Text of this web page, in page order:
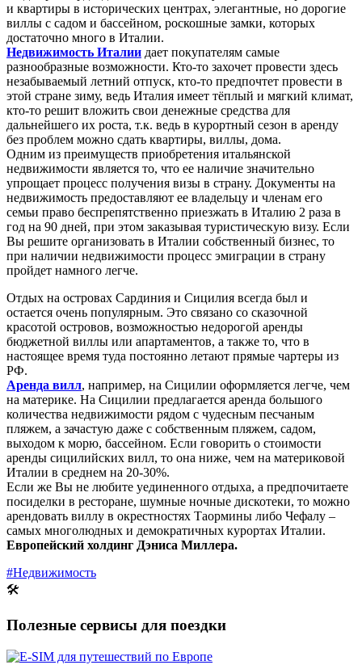
и квартиры в исторических центрах, элегантные, но дорогие
виллы с садом и бассейном, роскошные замки, которых
достаточно много в Италии.
Недвижимость Италии дает покупателям самые
разнообразные возможности. Кто-то захочет провести здесь
незабываемый летний отпуск, кто-то предпочтет провести в
этой стране зиму, ведь Италия имеет тёплый и мягкий климат,
кто-то решит вложить свои денежные средства для
дальнейшего их роста, т.к. ведь в курортный сезон в аренду
без проблем можно сдать квартиры, виллы, дома.
Одним из преимуществ приобретения итальянской
недвижимости является то, что ее наличие значительно
упрощает процесс получения визы в страну. Документы на
недвижимость предоставляют ее владельцу и членам его
семьи право беспрепятственно приезжать в Италию 2 раза в
год на 90 дней, при этом заказывая туристическую визу. Если
Вы решите организовать в Италии собственный бизнес, то
при наличии недвижимости процесс эмиграции в страну
пройдет намного легче.
Отдых на островах Сардиния и Сицилия всегда был и
остается очень популярным. Это связано со сказочной
красотой островов, возможностью недорогой аренды
бюджетной виллы или апартаментов, а также то, что в
настоящее время туда постоянно летают прямые чартеры из
РФ.
Аренда вилл, например, на Сицилии оформляется легче, чем
на материке. На Сицилии предлагается аренда большого
количества недвижимости рядом с чудесным песчаным
пляжем, а зачастую даже с собственным пляжем, садом,
выходом к морю, бассейном. Если говорить о стоимости
аренды сицилийских вилл, то она ниже, чем на материковой
Италии в среднем на 20-30%.
Если же Вы не любите уединенного отдыха, а предпочитаете
посиделки в ресторане, шумные ночные дискотеки, то можно
арендовать виллу в окрестностях Таормины либо Чефалу –
самых многолюдных и демократичных курортах Италии.
Европейский холдинг Дэниса Миллера.
#Недвижимость
🛠
Полезные сервисы для поездки